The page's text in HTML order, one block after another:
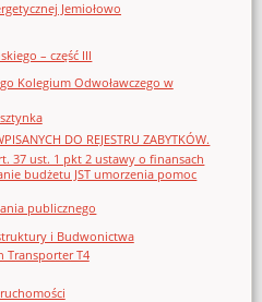
Jemiołowo
– część III
Kolegium Odwoławczego w
DO REJESTRU ZABYTKÓW.
37 ust. 1 pkt 2 ustawy o finansach
budżetu JST umorzenia pomoc
publicznego
i Budwonictwa
Transporter T4